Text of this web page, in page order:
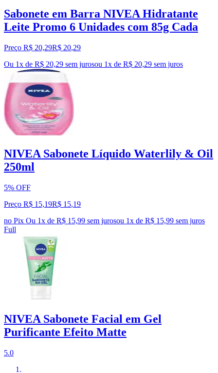
Sabonete em Barra NIVEA Hidratante
Leite Promo 6 Unidades com 85g Cada
Preço R$ 20,29R$ 20,29
Ou 1x de R$ 20,29 sem jurosou 1x de R$ 20,29 sem juros
NIVEA Sabonete Líquido Waterlily & Oil
250ml
5% OFF
Preço R$ 15,19R$ 15,19
no Pix Ou 1x de R$ 15,99 sem jurosou 1x de R$ 15,99 sem juros
Full
NIVEA Sabonete Facial em Gel
Purificante Efeito Matte
5.0